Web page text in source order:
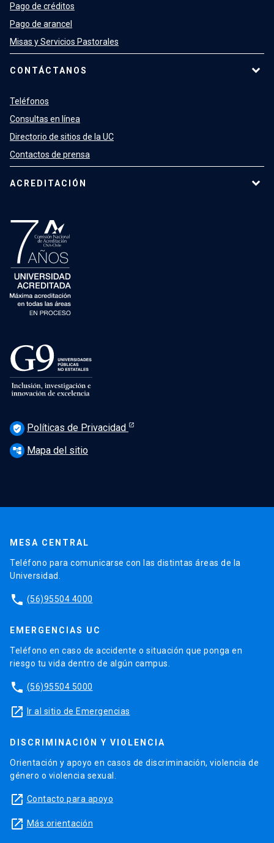
Pago de créditos
Pago de arancel
Misas y Servicios Pastorales
CONTÁCTANOS
Teléfonos
Consultas en línea
Directorio de sitios de la UC
Contactos de prensa
ACREDITACIÓN
verified_user Políticas de Privacidad
account_tree Mapa del sitio
MESA CENTRAL
Teléfono para comunicarse con las distintas áreas de la
Universidad.
phone (56)95504 4000
EMERGENCIAS UC
Teléfono en caso de accidente o situación que ponga en
riesgo tu vida dentro de algún campus.
phone (56)95504 5000
launch Ir al sitio de Emergencias
DISCRIMINACIÓN Y VIOLENCIA
Orientación y apoyo en casos de discriminación, violencia de
género o violencia sexual.
launch Contacto para apoyo
launch Más orientación